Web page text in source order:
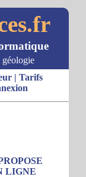
| Tarifs
LIGNE